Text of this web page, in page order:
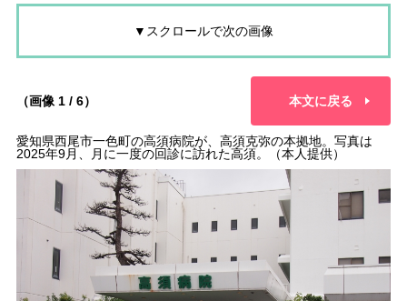
▼スクロールで次の画像
（画像 1 / 6） 本文に戻る
愛知県西尾市一色町の高須病院が、高須克弥の本拠地。写真は
2025年9月、月に一度の回診に訪れた高須。（本人提供）